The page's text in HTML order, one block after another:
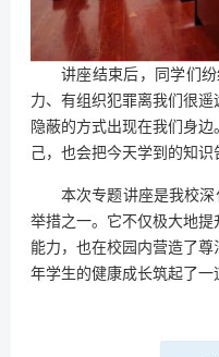
讲座结束后，同学们
力、有组织犯罪离我们很
隐蔽的方式出现在我们身
己，也会把今天学到的知
本次专题讲座是我校深
举措之一。它不仅极大地
能力，也在校园内营造了
年学生的健康成长筑起了一